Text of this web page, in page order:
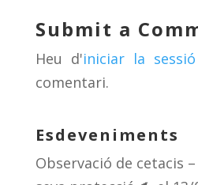
y d
s
a
m
Submit a
Heu d'iniciar la sessió
comentari.
Esdeveniments
Observació de cetacis